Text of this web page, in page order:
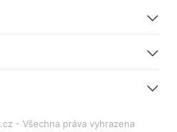
- Všechna práva vyhrazena